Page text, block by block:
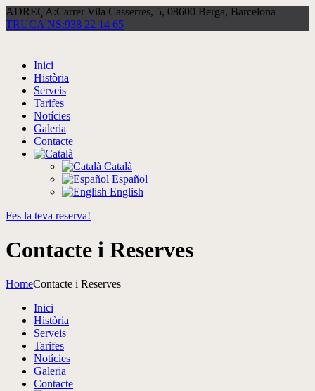
ADREÇA:Carrer Vila Casserres, 5, 08600 Berga, Barcelona
TRUCA'NS:938 22 14 65
Inici
Història
Serveis
Tarifes
Notícies
Galeria
Contacte
Català
Español
English
Fes la teva reserva!
Contacte i Reserves
HomeContacte i Reserves
Inici
Història
Serveis
Tarifes
Notícies
Galeria
Contacte